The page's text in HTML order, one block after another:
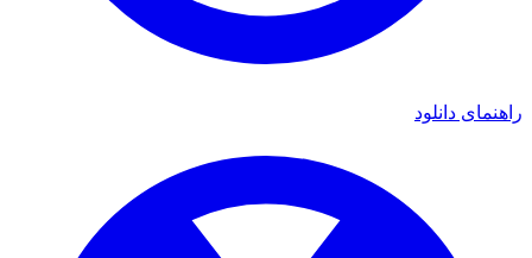
راهنمای دانلود